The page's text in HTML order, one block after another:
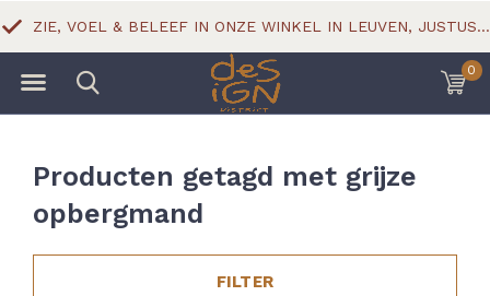
0
ZIE, VOEL & BELEEF IN ONZE WINKEL IN LEUVEN, JUSTUS LIPSIUSSTRAAT 18
Producten getagd met grijze
opbergmand
FILTER